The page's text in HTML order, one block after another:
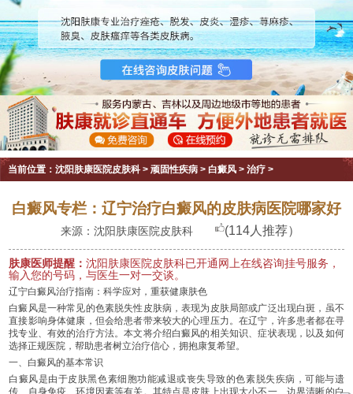
当前位置： 沈阳肤康医院皮肤科> 顽固性疾病> 白癜风> 治疗>
白癜风专栏：辽宁治疗白癜风的皮肤病医院哪家好
来源：沈阳肤康医院皮肤科 (114人推荐）
肤康医师提醒：沈阳肤康医院皮肤科已开通网上在线咨询挂号服务，
输入您的号码，与医生一对一交谈。
辽宁白癜风治疗指南：科学应对，重获健康肤色
白癜风是一种常见的色素脱失性皮肤病，表现为皮肤局部或广泛出现白斑，虽不
直接影响身体健康，但会给患者带来较大的心理压力。在辽宁，许多患者都在寻
找专业、有效的治疗方法。本文将介绍白癜风的相关知识、症状表现，以及如何
选择正规医院，帮助患者树立治疗信心，拥抱康复希望。
一、白癜风的基本常识
白癜风是由于皮肤黑色素细胞功能减退或丧失导致的色素脱失疾病，可能与遗
传、自身免疫、环境因素等有关。其特点是皮肤上出现大小不一、边界清晰的白